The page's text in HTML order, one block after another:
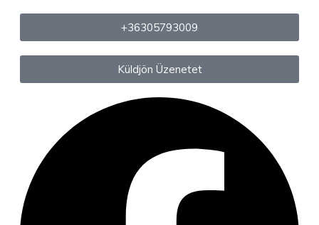
+36305793009
Küldjön Üzenetet